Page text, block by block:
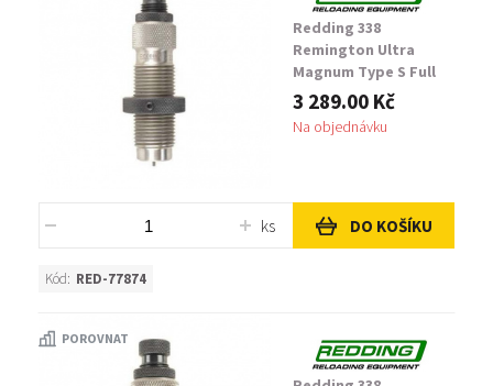
Redding 338
Remington Ultra
Magnum Type S Full
Die
3 289.00 Kč
Na objednávku
ks DO KOŠÍKU
Kód: RED-77874
POROVNAT